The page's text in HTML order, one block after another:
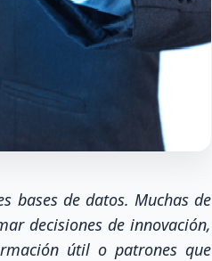
bases de datos. Muchas de
decisiones de innovación,
útil o patrones que